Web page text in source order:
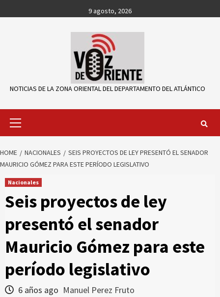
to
9 agosto, 2026
NOTICIAS DE LA ZONA ORIENTAL DEL DEPARTAMENTO DEL ATLÁNTICO
Primary
HOME NACIONALES
SEIS PROYECTOS DE LEY PRESENTÓ EL SENADOR
MAURICIO GÓMEZ PARA ESTE PERÍODO LEGISLATIVO
Nacionales
Seis proyectos de ley
presentó el senador
Mauricio Gómez para este
período legislativo
6 años ago Manuel Perez Fruto